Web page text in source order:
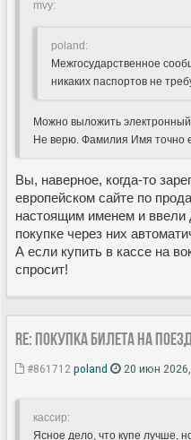
mvy:
poland:
Межгосударственное
никаких паспортов не
Можно выложить
Не верю. Фамилия Имя точно
Вы, наверное, когда-то
европейском сайте по
настоящим именем и ввели
покупке через них
А если купить в кассе на
спросит!
Re: Покупка билета на
#861712 poland 20 июн
кассир:
Ясное дело, что купе лучше,